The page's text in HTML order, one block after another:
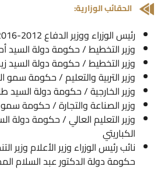
الحقائب الوزارية:
رئيس الوزراء ووزير الدفاع 2012-2016
وزير التخطيط / حكومة دولة السيد
وزير التخطيط / حكومة دولة السيد
وزير التربية والتعليم / حكومة سمو
وزير الخارجية / حكومة دولة السيد
وزير الصناعة والتجارة / حكومة سمو
وزير التعليم العالي / حكومة دولة
الكباريتي
نائب رئيس الوزراء وزير الأعلام وزير
حكومة دولة الدكتور عبد السلام